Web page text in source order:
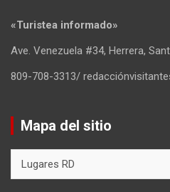
«Turistea informado»
Ave. Venezuela #34, Herrera,
809-708-3313/
Mapa del sitio
del